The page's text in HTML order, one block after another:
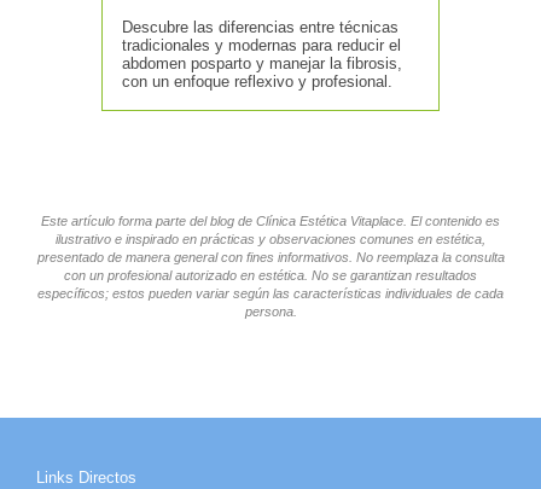
Descubre las diferencias entre técnicas
tradicionales y modernas para reducir el
abdomen posparto y manejar la fibrosis,
con un enfoque reflexivo y profesional.
Este artículo forma parte del blog de Clínica Estética Vitaplace. El contenido es
ilustrativo e inspirado en prácticas y observaciones comunes en estética,
presentado de manera general con fines informativos. No reemplaza la consulta
con un profesional autorizado en estética. No se garantizan resultados
específicos; estos pueden variar según las características individuales de cada
persona.
Links Directos